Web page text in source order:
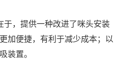
于，提供一种改进了咪头安装
加便捷，有利于减少成本；以
装置。